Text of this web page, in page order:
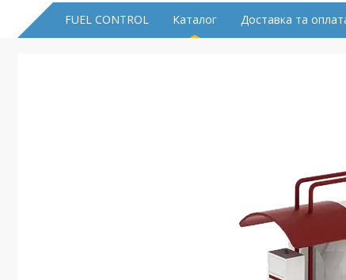
FUEL CONTROL Каталог Доставка та